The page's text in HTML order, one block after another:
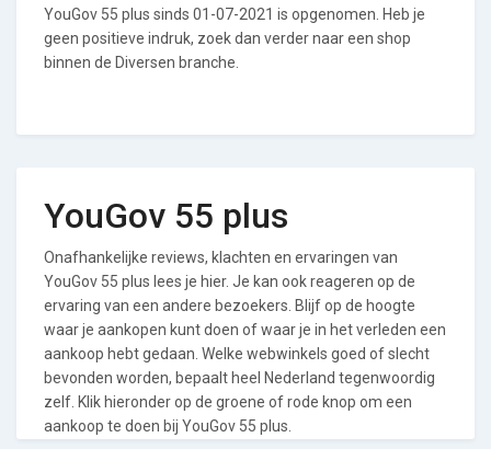
YouGov 55 plus sinds 01-07-2021 is opgenomen. Heb je
geen positieve indruk, zoek dan verder naar een shop
binnen de Diversen branche.
YouGov 55 plus
Onafhankelijke reviews, klachten en ervaringen van
YouGov 55 plus lees je hier. Je kan ook reageren op de
ervaring van een andere bezoekers. Blijf op de hoogte
waar je aankopen kunt doen of waar je in het verleden een
aankoop hebt gedaan. Welke webwinkels goed of slecht
bevonden worden, bepaalt heel Nederland tegenwoordig
zelf. Klik hieronder op de groene of rode knop om een
aankoop te doen bij YouGov 55 plus.